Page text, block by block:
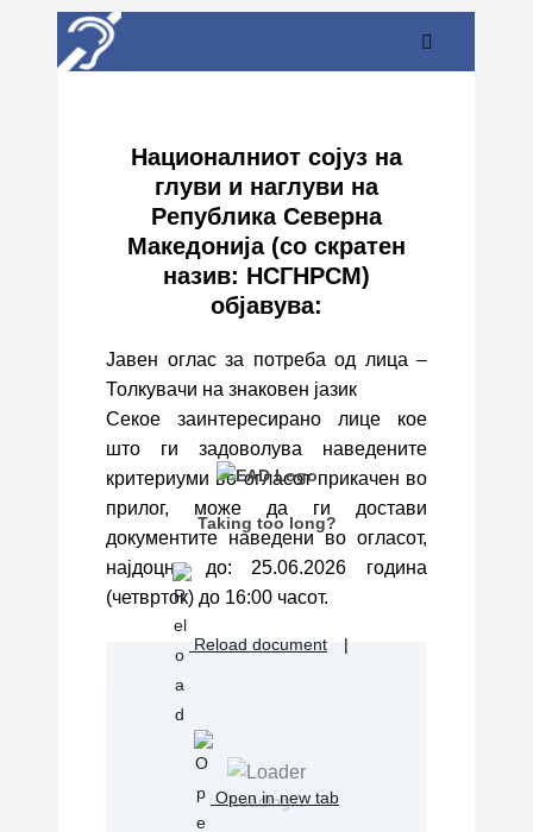
Националниот сојуз на
глуви и наглуви на
Република Северна
Македонија (со скратен
назив: НСГНРСМ)
објавува:
Јавен оглас за потреба од лица –
Толкувачи на знаковен јазик
Секое заинтересирано лице кое
што ги задоволува наведените
критериуми во огласот прикачен во
прилог, може да ги достави
документите наведени во огласот,
најдоцна до: 25.06.2026 година
(четврток) до 16:00 часот.
Loading...
Taking too long?
Reload document |
Open in new tab